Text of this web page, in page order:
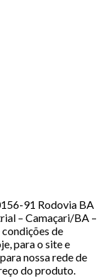
91 Rodovia BA
– Camaçari/BA –
de
para o site e
nossa rede de
do produto.